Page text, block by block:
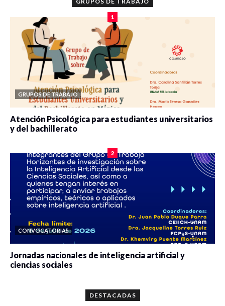
1
GRUPOS DE TRABAJO
Atención Psicológica para estudiantes universitarios
y del bachillerato
2
CONVOCATORIAS
Jornadas nacionales de inteligencia artificial y
ciencias sociales
DESTACADAS